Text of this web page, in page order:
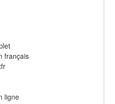
français
ligne